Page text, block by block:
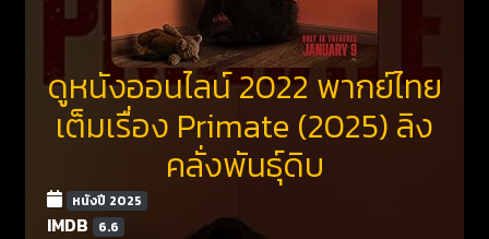
ดูหนังออนไลน์ 2022 พากย์ไทย
เต็มเรื่อง Primate (2025) ลิง
คลั่งพันธุ์ดิบ
หนังปี 2025
IMDB 6.6